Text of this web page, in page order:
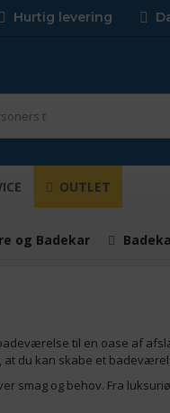
Hurtig levering
OUTLET
og Badekar
til en oase af
du kan skabe et
smag og behov. Fra